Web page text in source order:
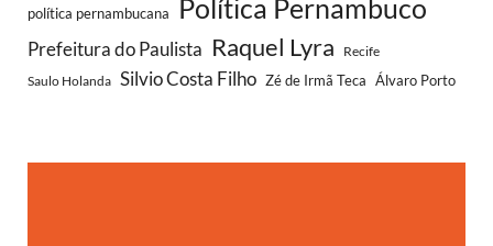
política pernambucana Política Pernambuco
Prefeitura do Paulista Raquel Lyra
Recife
Saulo Holanda Silvio Costa Filho Zé de Irmã Teca Álvaro Porto